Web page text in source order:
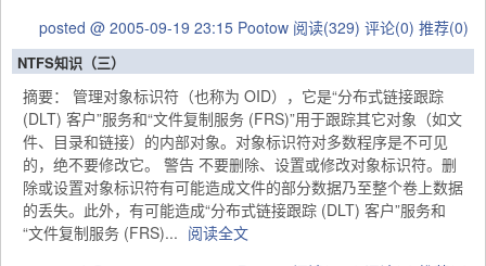
posted @ 2005-09-19 23:15 Pootow 阅读(329) 评论(0) 推荐(0)
NTFS知识（三）
摘要： 管理对象标识符（也称为 OID），它是“分布式链接跟踪
(DLT) 客户”服务和“文件复制服务 (FRS)”用于跟踪其它对象（如文
件、目录和链接）的内部对象。对象标识符对多数程序是不可见
的，绝不要修改它。 警告 不要删除、设置或修改对象标识符。删
除或设置对象标识符有可能造成文件的部分数据乃至整个卷上数据
的丢失。此外，有可能造成“分布式链接跟踪 (DLT) 客户”服务和
“文件复制服务 (FRS)... 阅读全文